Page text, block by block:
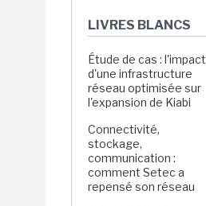
LIVRES BLANCS
Étude de cas : l'impact
d'une infrastructure
réseau optimisée sur
l'expansion de Kiabi
Connectivité,
stockage,
communication :
comment Setec a
repensé son réseau